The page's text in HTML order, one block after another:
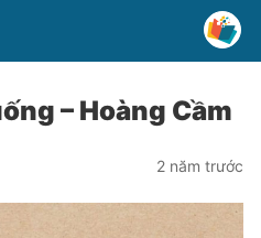
– Hoàng Cầm
2 năm trước